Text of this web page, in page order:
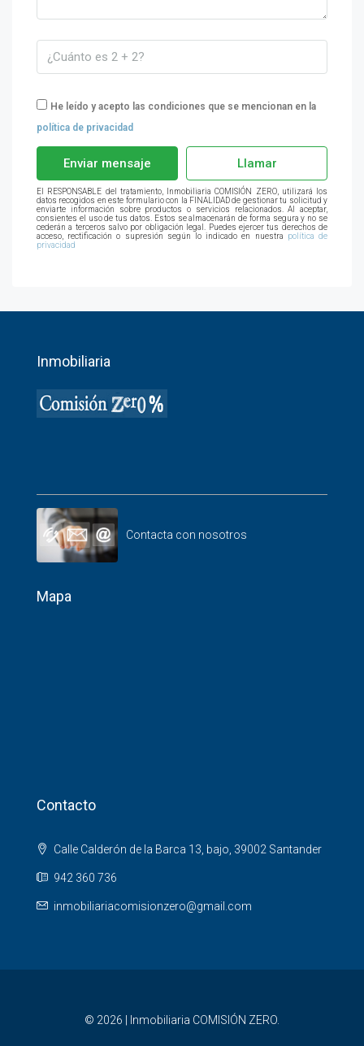
He leído y acepto las condiciones que se mencionan en la
política de privacidad
Enviar mensaje Llamar
El RESPONSABLE del tratamiento, Inmobiliaria COMISIÓN ZERO, utilizará los
datos recogidos en este formulario con la FINALIDAD de gestionar tu solicitud y
enviarte información sobre productos o servicios relacionados. Al aceptar,
consientes el uso de tus datos. Estos se almacenarán de forma segura y no se
cederán a terceros salvo por obligación legal. Puedes ejercer tus derechos de
acceso, rectificación o supresión según lo indicado en nuestra
política de
privacidad
Inmobiliaria
Contacta con nosotros
Mapa
Contacto
Calle Calderón de la Barca 13, bajo, 39002 Santander
942 360 736
inmobiliariacomisionzero@gmail.com
© 2026 | Inmobiliaria COMISIÓN ZERO.